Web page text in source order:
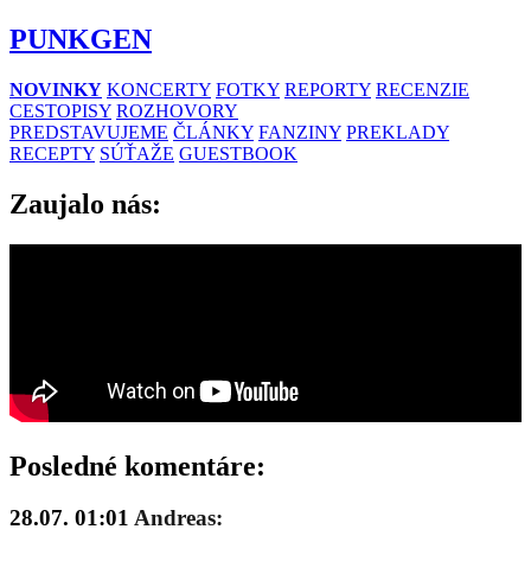
PUNKGEN
NOVINKY KONCERTY FOTKY REPORTY RECENZIE
CESTOPISY ROZHOVORY
PREDSTAVUJEME ČLÁNKY FANZINY PREKLADY
RECEPTY SÚŤAŽE GUESTBOOK
Zaujalo nás:
Posledné komentáre:
28.07. 01:01 Andreas: